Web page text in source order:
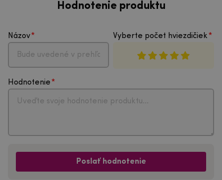
Hodnotenie produktu
Názov Vyberte počet hviezdičiek
Hodnotenie
Poslať hodnotenie